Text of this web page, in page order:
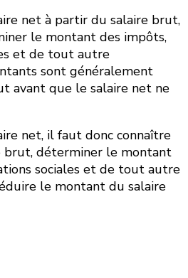
net à partir du salaire brut,
le montant des impôts,
et de tout autre
sont généralement
avant que le salaire net ne
net, il faut donc connaître
brut, déterminer le montant
sociales et de tout autre
le montant du salaire